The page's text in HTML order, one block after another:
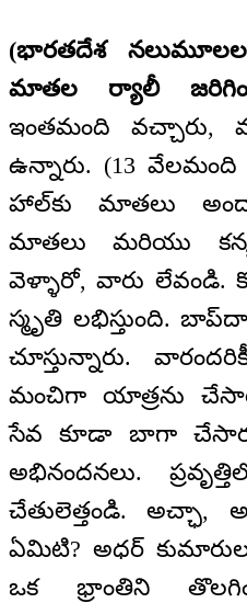
(భారతదేశ
మాతల ర్యాలీ
ఇంతమంది
ఉన్నారు. (13 వేలమంది
హాల్‌కు మాతలు
మాతలు మరియు
వెళ్ళారో, వారు లేవండి.
స్మృతి లభిస్తుంది.
చూస్తున్నారు.
మంచిగా యాత్రను
సేవ కూడా బాగా
అభినందనలు.
చేతులెత్తండి. అచ్ఛా,
ఏమిటి? అధర్
ఒక భ్రాంతిని